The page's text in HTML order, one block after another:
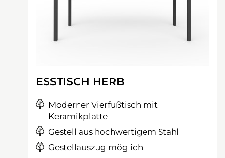
ESSTISCH HERB
Moderner Vierfußtisch mit
Keramikplatte
Gestell aus hochwertigem Stahl
Gestellauszug möglich